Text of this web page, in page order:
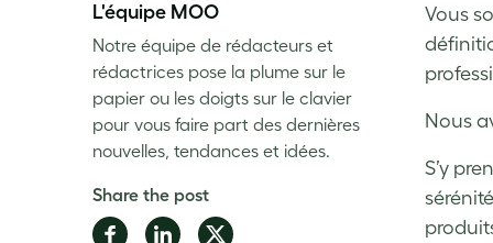
Vous
Nous
S’y
L'équipe MOO
Notre équipe de rédacteurs et
rédactrices pose la plume sur le
papier ou les doigts sur le clavier
pour vous faire part des dernières
nouvelles, tendances et idées.
Share the post
Share Share Share